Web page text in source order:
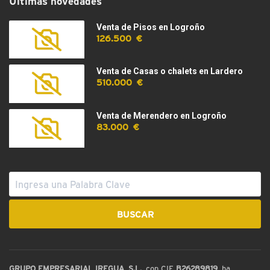
Venta de Pisos en Logroño
126.500 €
Venta de Casas o chalets en Lardero
510.000 €
Venta de Merendero en Logroño
83.000 €
GRUPO EMPRESARIAL IREGUA, S.L. , con CIF B26289819 , ha